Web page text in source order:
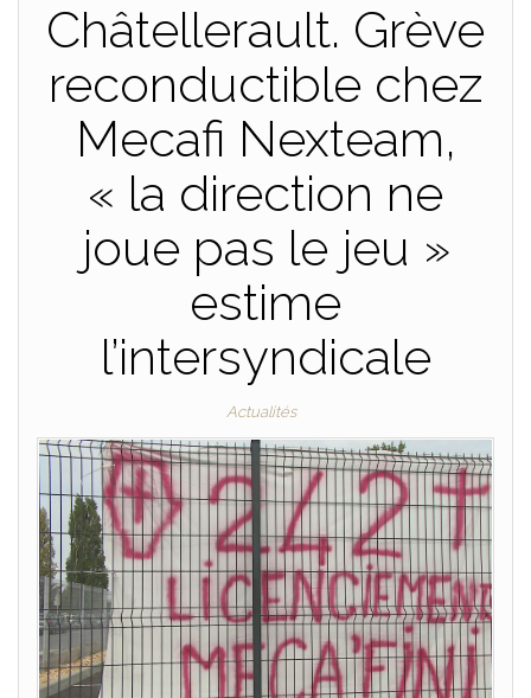
Châtellerault. Grève
reconductible chez
Mecafi Nexteam,
« la direction ne
joue pas le jeu »
estime
l’intersyndicale
Actualités